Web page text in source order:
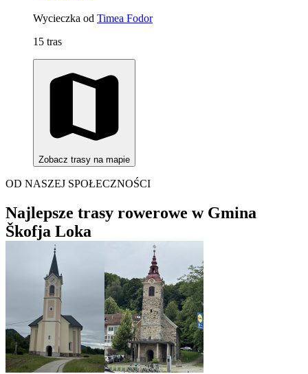
Wycieczka od Timea Fodor
15 tras
Zobacz trasy na mapie
OD NASZEJ SPOŁECZNOŚCI
Najlepsze trasy rowerowe w Gmina
Škofja Loka